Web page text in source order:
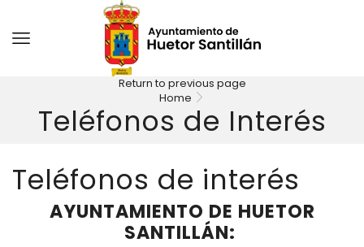
Return to previous page
Home
Teléfonos de Interés
Teléfonos de interés
AYUNTAMIENTO DE HUETOR
SANTILLÁN: